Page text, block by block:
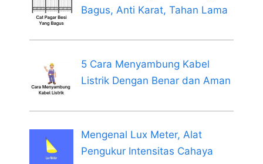
Bagus, Anti Karat, Tahan Lama
5 Cara Menyambung Kabel
Listrik Dengan Benar dan Aman
Mengenal Lux Meter, Alat
Pengukur Intensitas Cahaya